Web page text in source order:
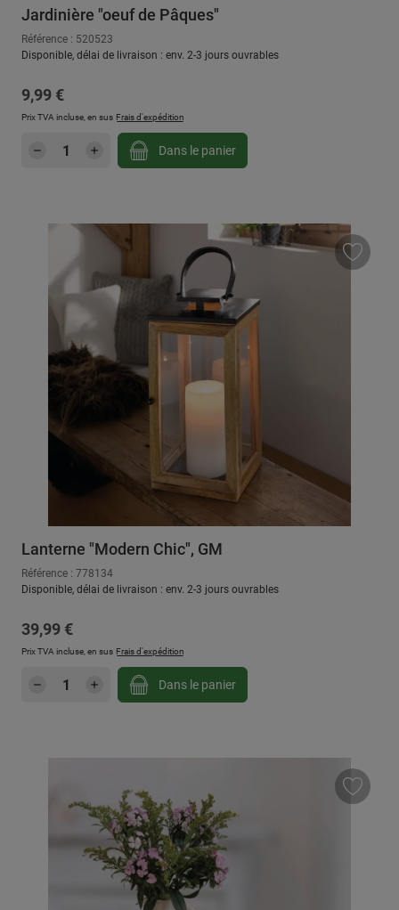
Jardinière "oeuf de Pâques"
Référence : 520523
Disponible, délai de livraison : env. 2-3 jours ouvrables
Prix régulier :
9,99 €
Prix TVA incluse, en sus Frais d'expédition
Quantité de produit : Entrez la quantité
Dans le panier
Lanterne "Modern Chic", GM
Référence : 778134
Disponible, délai de livraison : env. 2-3 jours ouvrables
Prix régulier :
39,99 €
Prix TVA incluse, en sus Frais d'expédition
Quantité de produit : Entrez la quantité
Dans le panier